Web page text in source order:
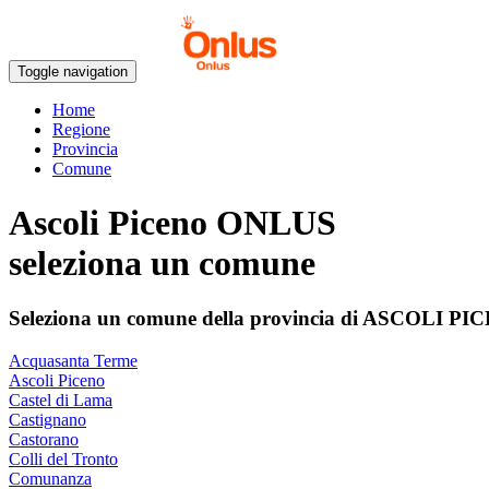
Toggle navigation
Home
Regione
Provincia
Comune
Ascoli Piceno ONLUS
seleziona un comune
Seleziona un comune della provincia diASCOLI
Acquasanta Terme
Ascoli Piceno
Castel di Lama
Castignano
Castorano
Colli del Tronto
Comunanza